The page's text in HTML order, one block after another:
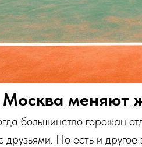
Москва меняют
большинство горожан
Но есть и другое